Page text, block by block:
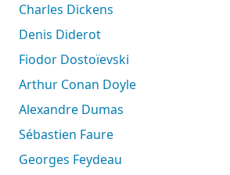
Charles Dickens
Denis Diderot
Fiodor Dostoïevski
Arthur Conan Doyle
Alexandre Dumas
Sébastien Faure
Georges Feydeau